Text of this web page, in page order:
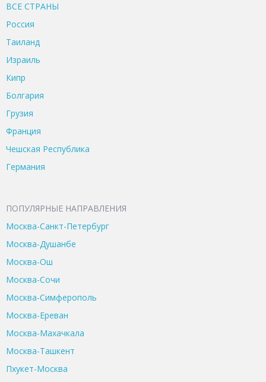
ВСЕ CТРАНЫ
Россия
Таиланд
Израиль
Кипр
Болгария
Грузия
Франция
Чешская Республика
Германия
ПОПУЛЯРНЫЕ НАПРАВЛЕНИЯ
Москва-Санкт-Петербург
Москва-Душанбе
Москва-Ош
Москва-Сочи
Москва-Симферополь
Москва-Ереван
Москва-Махачкала
Москва-Ташкент
Пхукет-Москва